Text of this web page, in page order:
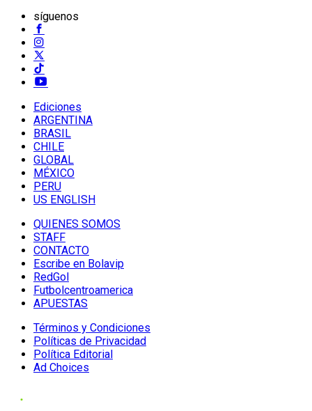
síguenos
Ediciones
ARGENTINA
BRASIL
CHILE
GLOBAL
MÉXICO
PERU
US ENGLISH
QUIENES SOMOS
STAFF
CONTACTO
Escribe en Bolavip
RedGol
Futbolcentroamerica
APUESTAS
Términos y Condiciones
Políticas de Privacidad
Política Editorial
Ad Choices